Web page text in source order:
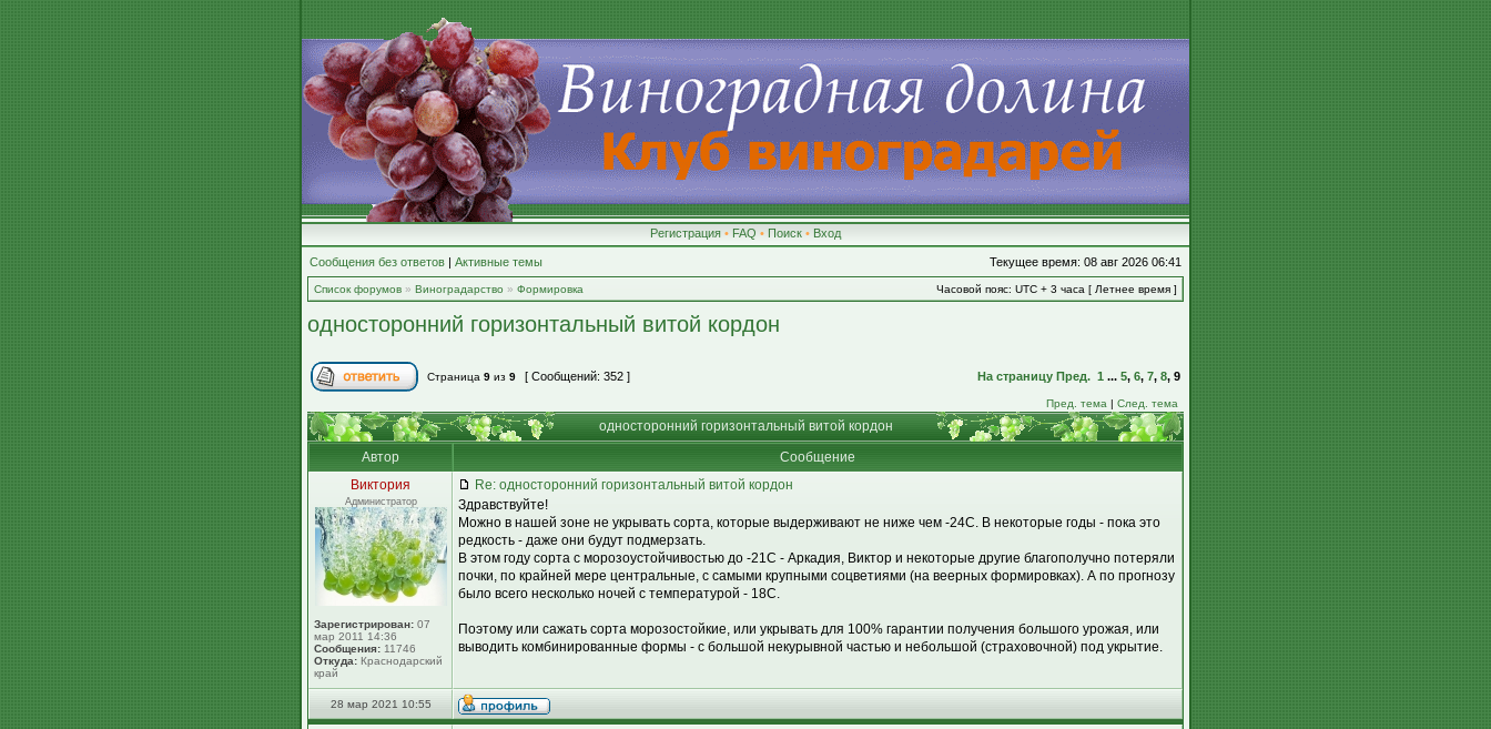
Регистрация • FAQ • Поиск • Вход
Сообщения без ответов | Активные темы Текущее время: 08 авг 2026 06:41
Список форумов » Виноградарство » Формировка Часовой пояс: UTC + 3 часа [ Летнее время ]
односторонний горизонтальный витой кордон
Страница 9 из 9 [ Сообщений: 352 ] На страницу Пред. 1 ... 5, 6, 7, 8, 9
Пред. тема | След. тема
односторонний горизонтальный витой кордон
Автор
Сообщение
Виктория
Администратор
Зарегистрирован: 07
мар 2011 14:36
Сообщения: 11746
Откуда: Краснодарский
край
Re: односторонний горизонтальный витой кордон
Здравствуйте!
Можно в нашей зоне не укрывать сорта, которые выдерживают не ниже чем -24С. В некоторые годы - пока это
редкость - даже они будут подмерзать.
В этом году сорта с морозоустойчивостью до -21С - Аркадия, Виктор и некоторые другие благополучно потеряли
почки, по крайней мере центральные, с самыми крупными соцветиями (на веерных формировках). А по прогнозу
было всего несколько ночей с температурой - 18С.
Поэтому или сажать сорта морозостойкие, или укрывать для 100% гарантии получения большого урожая, или
выводить комбинированные формы - с большой некурывной частью и небольшой (страховочной) под укрытие.
28 мар 2021 10:55